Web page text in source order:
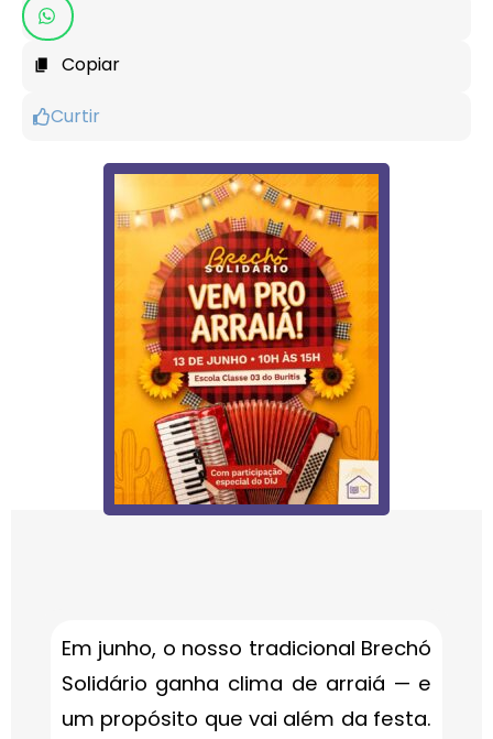
Copiar
Curtir
Em junho, o nosso tradicional Brechó
Solidário ganha clima de arraiá — e
um propósito que vai além da festa.